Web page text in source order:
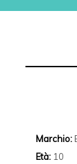
Marchio:
Età:10